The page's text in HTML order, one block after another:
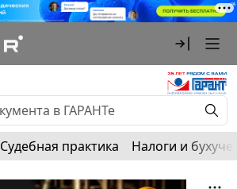
Судебная практика Налоги и